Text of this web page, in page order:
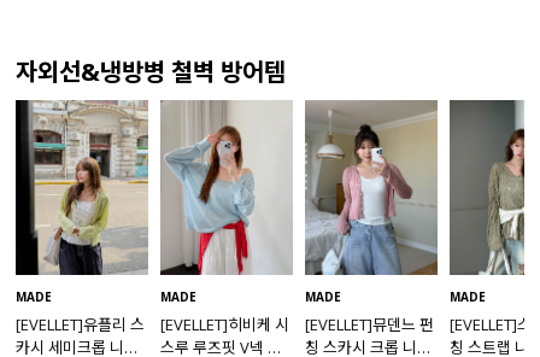
자외선&냉방병 철벽 방어템
MADE
[EVELLET]유플리 스
카시 세미크롭 니트
MADE
[EVELLET]히비케 시
스루 루즈핏 V넥 니
MADE
[EVELLET]뮤덴느 펀
칭 스카시 크롭 니트
MADE
[EVELLET]스
칭 스트랩 니